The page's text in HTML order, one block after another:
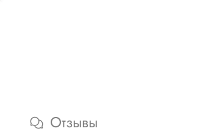
Отзывы